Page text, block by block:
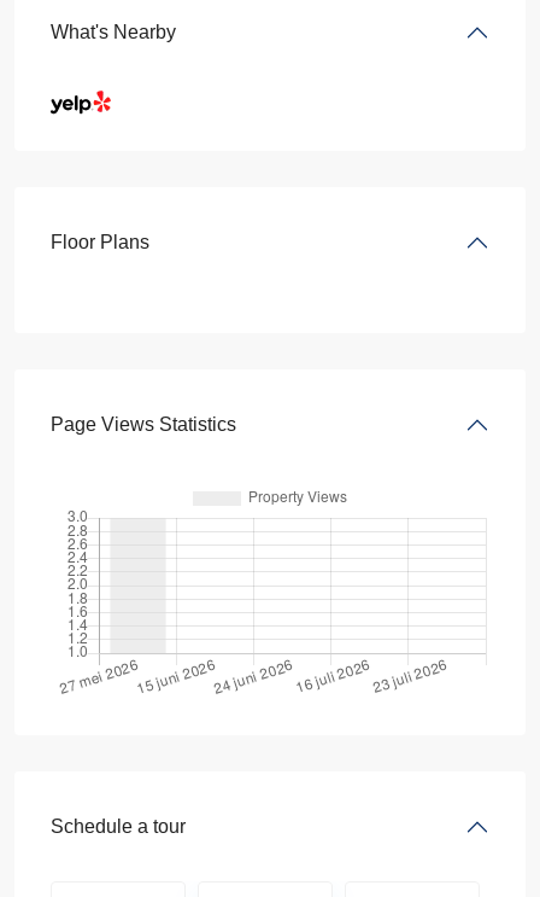
What's Nearby
Floor Plans
Page Views Statistics
Schedule a tour